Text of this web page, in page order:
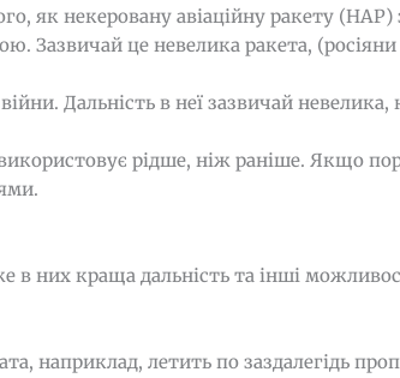
як некеровану авіаційну ракету
Зазвичай це невелика ракета,
Дальність в неї зазвичай невелика,
рідше, ніж раніше. Якщо
в них краща дальність та інші
наприклад, летить по заздалегідь